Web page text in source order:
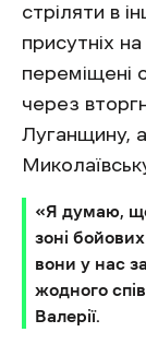
стріляти в
присутніх
переміщені
через
Луганщину,
«Я думаю,
зоні
вони у нас
жодного
Валерії.